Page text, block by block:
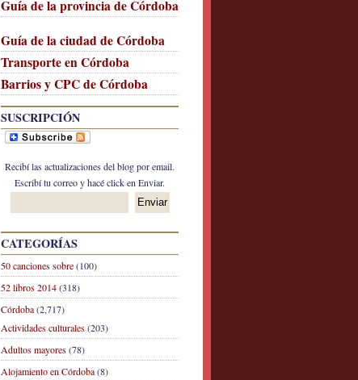
Guía de la provincia de Córdoba
Guía de la ciudad de Córdoba
Transporte en Córdoba
Barrios y CPC de Córdoba
SUSCRIPCIÓN
Recibí las actualizaciones del blog por email.
Escribí tu correo y hacé click en Enviar.
CATEGORÍAS
50 canciones sobre(100)
52 libros 2014(318)
Córdoba(2,717)
Actividades culturales(203)
Adultos mayores(78)
Alojamiento en Córdoba(8)